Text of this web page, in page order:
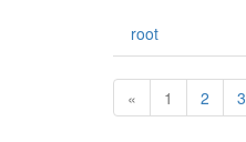
root
« 1 2 3